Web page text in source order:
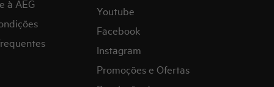
à AEG
Youtube
Facebook
Instagram
Promoções e Ofertas